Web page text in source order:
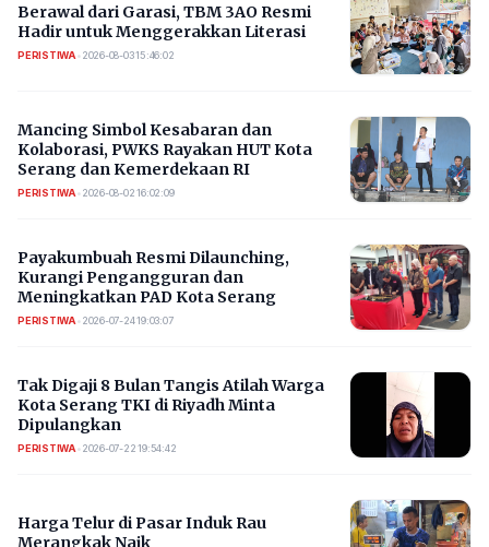
Berawal dari Garasi, TBM 3AO Resmi
Hadir untuk Menggerakkan Literasi
PERISTIWA• 2026-08-03 15:46:02
Mancing Simbol Kesabaran dan
Kolaborasi, PWKS Rayakan HUT Kota
Serang dan Kemerdekaan RI
PERISTIWA• 2026-08-02 16:02:09
Payakumbuah Resmi Dilaunching,
Kurangi Pengangguran dan
Meningkatkan PAD Kota Serang
PERISTIWA• 2026-07-24 19:03:07
​Tak Digaji 8 Bulan Tangis Atilah Warga
Kota Serang TKI di Riyadh Minta
Dipulangkan
PERISTIWA• 2026-07-22 19:54:42
Harga Telur di Pasar Induk Rau
Merangkak Naik